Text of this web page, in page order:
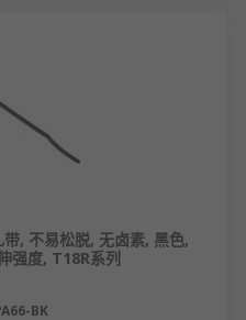
, 不易松脱, 无卤素, 黑色,
强度, T18R系列
BK